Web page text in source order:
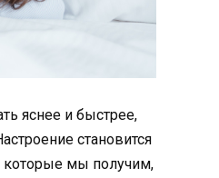
яснее и быстрее,
становится
которые мы получим,